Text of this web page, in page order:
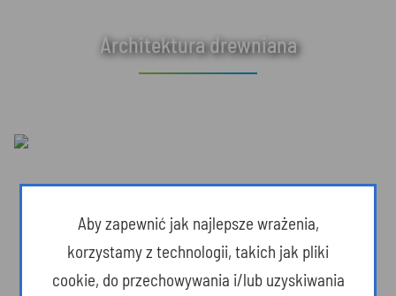
Architektura drewniana
Aby zapewnić jak najlepsze wrażenia,
korzystamy z technologii, takich jak pliki
cookie, do przechowywania i/lub uzyskiwania